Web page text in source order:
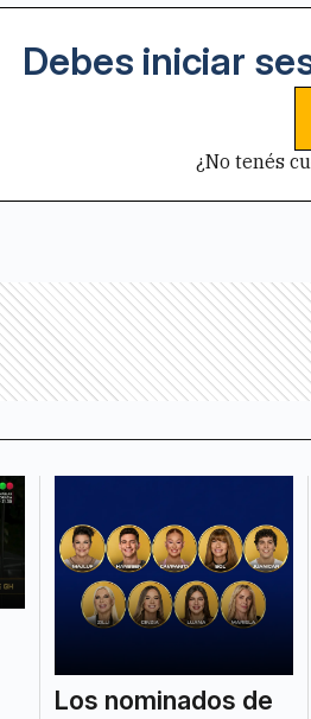
Debes iniciar
¿No tenés
Los nominados de